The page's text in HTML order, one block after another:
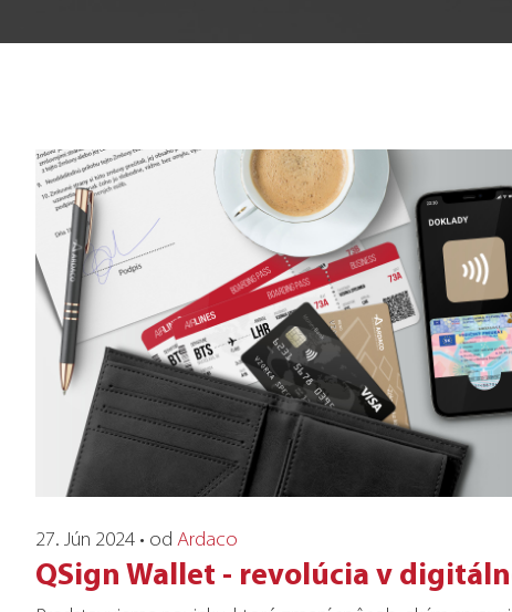
27. Jún 2024 • od Ardaco
QSign Wallet - revolúcia v